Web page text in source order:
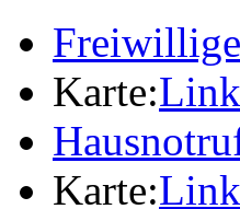
Karte:Link
Karte:Link